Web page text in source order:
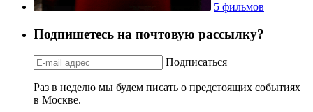
5 фильмов
Подпишетесь на почтовую рассылку?
Подписаться
Раз в неделю мы будем писать о предстоящих событиях
в Москве.